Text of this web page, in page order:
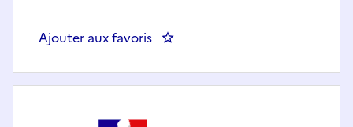
Ajouter aux favoris : ARCHITECTE TECHNIQUE